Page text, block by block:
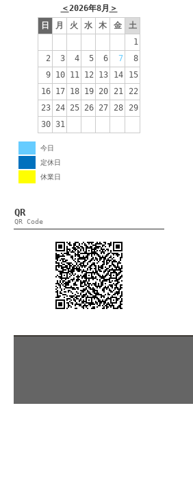
＜2026年8月 ＞
日
月 火 水 木 金
土
1
2
3 4 5 6 7
8
9 10 11 12 13 14
15
16 17 18 19 20 21
22
23 24 25 26 27 28
29
30 31
今日
定休日
休業日
QR
QR Code